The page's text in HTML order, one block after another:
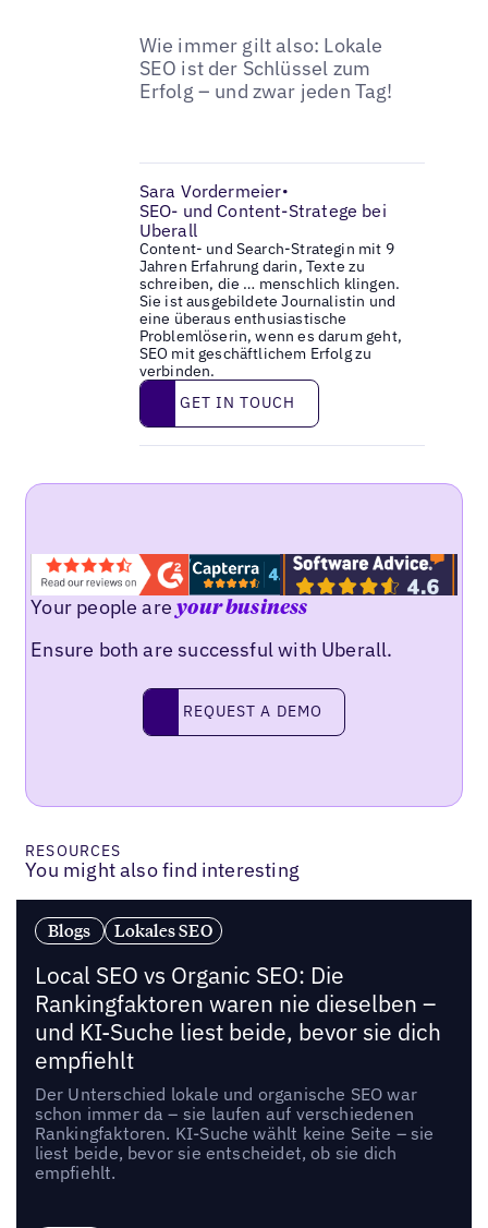
Wie immer gilt also: Lokale
SEO ist der Schlüssel zum
Erfolg – und zwar jeden Tag!
Sara Vordermeier•
SEO- und Content-Stratege bei
Uberall
Content- und Search-Strategin mit 9
Jahren Erfahrung darin, Texte zu
schreiben, die … menschlich klingen.
Sie ist ausgebildete Journalistin und
eine überaus enthusiastische
Problemlöserin, wenn es darum geht,
SEO mit geschäftlichem Erfolg zu
verbinden.
Get in touch
GET IN TOUCH
Your people areyour business
Ensure both are successful with Uberall.
Request a demo
REQUEST A DEMO
RESOURCES
You might also find interesting
Blogs Lokales SEO
Local SEO vs Organic SEO: Die
Rankingfaktoren waren nie dieselben –
und KI-Suche liest beide, bevor sie dich
empfiehlt
Der Unterschied lokale und organische SEO war
schon immer da – sie laufen auf verschiedenen
Rankingfaktoren. KI-Suche wählt keine Seite – sie
liest beide, bevor sie entscheidet, ob sie dich
empfiehlt.